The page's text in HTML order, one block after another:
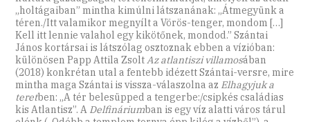
„holtágaiban” mintha kimúlni látszanának: „Átmegyünk a
téren./Itt valamikor megnyílt a Vörös-tenger, mondom […]
Kell itt lennie valahol egy kikötőnek, mondod.” Szántai
János kortársai is látszólag osztoznak ebben a vízióban:
különösen Papp Attila ZsoltAz atlantiszi villamosában
(2018) konkrétan utal a fentebb idézett Szántai-versre, mire
mintha maga Szántai is vissza-válaszolna az Elhagyjuk a
teretben: „A tér belesüpped a tengerbe:/csipkés családias
kis Atlantisz”. A Delfináriumban is egy víz alatti város tárul